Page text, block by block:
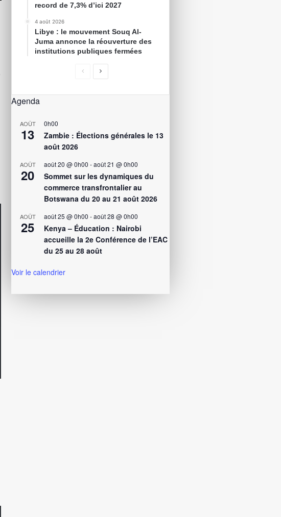
record de 7,3% d’ici 2027
4 août 2026
Libye : le mouvement Souq Al-
Juma annonce la réouverture des
institutions publiques fermées
Agenda
AOÛT
13
0h00
Zambie : Élections générales le 13
août 2026
AOÛT
20
août 20 @ 0h00 -août 21 @ 0h00
Sommet sur les dynamiques du
commerce transfrontalier au
Botswana du 20 au 21 août 2026
AOÛT
25
août 25 @ 0h00 -août 28 @ 0h00
Kenya – Éducation : Nairobi
accueille la 2e Conférence de l’EAC
du 25 au 28 août
Voir le calendrier